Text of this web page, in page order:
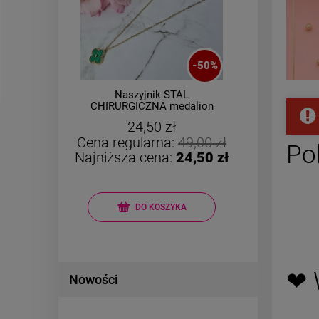
-50%
Naszyjnik STAL
CHIRURGICZNA medalion
rant
24,50 zł
Cena regularna:49,00 zł
Najniższa cena:24,50 zł
DO KOSZYKA
Cena
Nowości ❤